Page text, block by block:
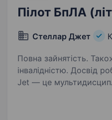
Пілот БпЛА
Стеллар Джет
Повна зайнятість.
інвалідністю. Досвід
Jet — це